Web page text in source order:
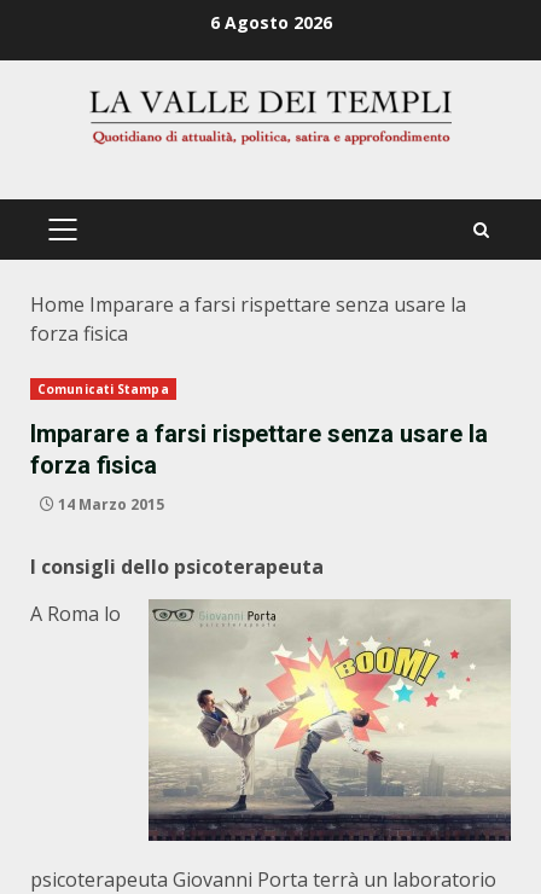
6 Agosto 2026
PRIMÄRES
Home Imparare a farsi rispettare senza usare la
forza fisica
Comunicati Stampa
Imparare a farsi rispettare senza usare la
forza fisica
14 Marzo 2015
I consigli dello psicoterapeuta
A Roma lo
psicoterapeuta Giovanni Porta terrà un laboratorio